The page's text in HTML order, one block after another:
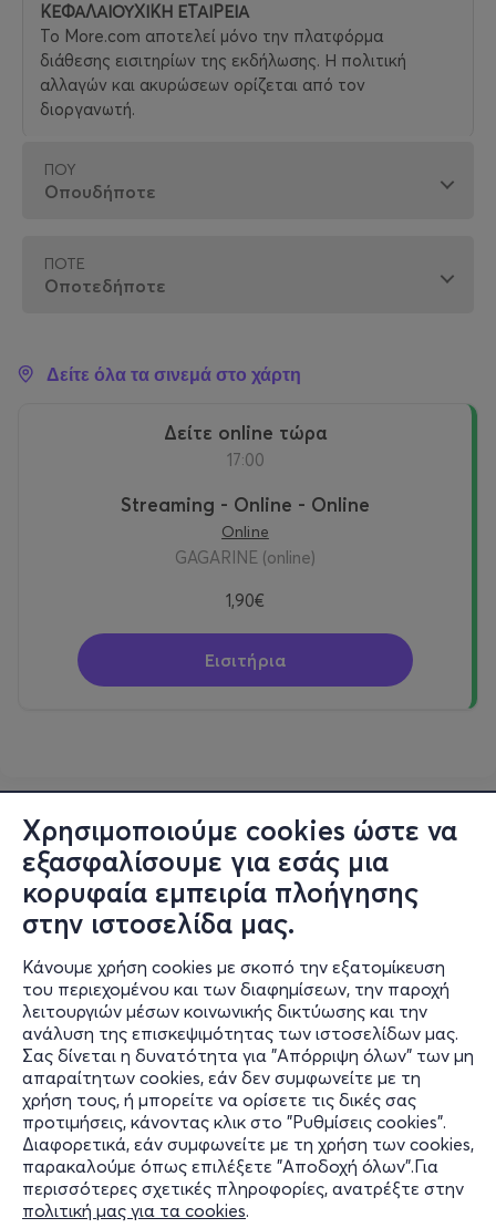
Χρησιμοποιούμε cookies ώστε να
εξασφαλίσουμε για εσάς μια
κορυφαία εμπειρία πλοήγησης
στην ιστοσελίδα μας.
Κάνουμε χρήση cookies με σκοπό την εξατομίκευση
του περιεχομένου και των διαφημίσεων, την παροχή
λειτουργιών μέσων κοινωνικής δικτύωσης και την
ανάλυση της επισκεψιμότητας των ιστοσελίδων μας.
Σας δίνεται η δυνατότητα για "Απόρριψη όλων" των μη
απαραίτητων cookies, εάν δεν συμφωνείτε με τη
χρήση τους, ή μπορείτε να ορίσετε τις δικές σας
προτιμήσεις, κάνοντας κλικ στο "Ρυθμίσεις cookies".
Διαφορετικά, εάν συμφωνείτε με τη χρήση των cookies,
παρακαλούμε όπως επιλέξετε "Αποδοχή όλων".Για
περισσότερες σχετικές πληροφορίες, ανατρέξτε στην
πολιτική μας για τα cookies.
ΚΕΦΑΛΑΙΟΥΧΙΚΗ ΕΤΑΙΡΕΙΑ
Το More.com αποτελεί μόνο την πλατφόρμα
διάθεσης εισιτηρίων της εκδήλωσης. Η πολιτική
αλλαγών και ακυρώσεων ορίζεται από τον
διοργανωτή.
ΠΟΎ
ΠΌΤΕ
Δείτε όλα τα σινεμά στο χάρτη
δείτε online τώρα
17:00
Streaming - Online - Online
Online
GAGARINE (online)
1,90€
Εισιτήρια
Πληροφορίες
Υποστήριξη
Stay Connected